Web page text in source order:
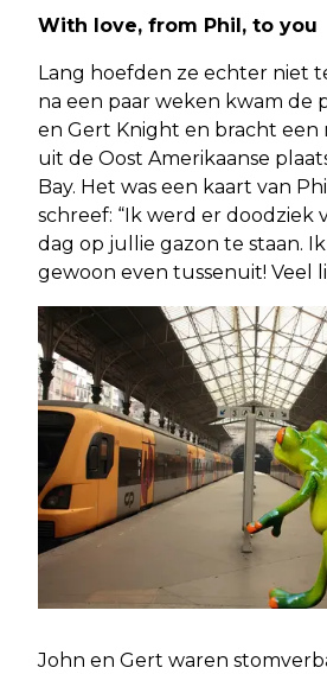
With love, from Phil, to you
Lang hoefden ze echter niet
na een paar weken kwam de
en Gert Knight en bracht een
uit de Oost Amerikaanse
Bay. Het was een kaart van
schreef: “Ik werd er doodziek
dag op jullie gazon te staan.
gewoon even tussenuit! Veel
John en Gert waren